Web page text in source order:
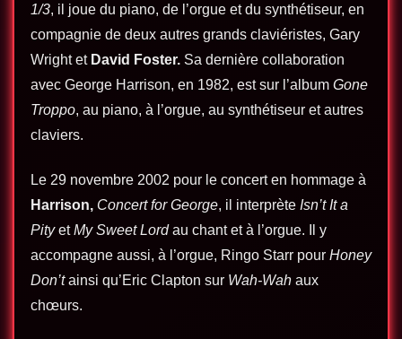
1/3, il joue du piano, de l’orgue et du synthétiseur, en
compagnie de deux autres grands claviéristes, Gary
Wright et David Foster. Sa dernière collaboration
avec George Harrison, en 1982, est sur l’album Gone
Troppo, au piano, à l’orgue, au synthétiseur et autres
claviers.
Le 29 novembre 2002 pour le concert en hommage à
Harrison, Concert for George, il interprète Isn’t It a
PityetMy Sweet Lordau chant et à l’orgue. Il y
accompagne aussi, à l’orgue, Ringo Starr pour Honey
Don’tainsi qu’Eric Clapton sur Wah-Wah aux
chœurs.